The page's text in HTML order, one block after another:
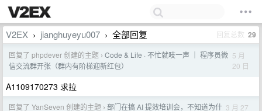
V2EX › jianghuyeyu007 › 全部回复 回复总数 29
回复了 phpdever 创建的主题 › Code & Life · 不忙就吱一声 ｜ 程序员微
信交流群开张（群内有阶梯迎新红包）
5 月
20 日
A1109170273 求拉
回复了 YanSeven 创建的主题 › 部门在搞 AI 提效培训会，不知道为什 3 月 27